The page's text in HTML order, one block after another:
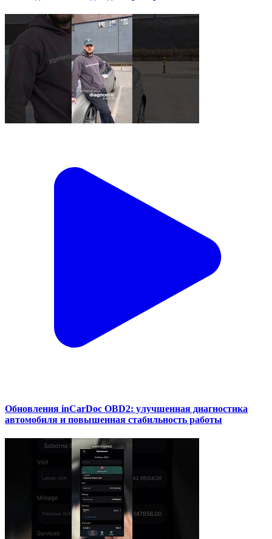
Обновления inCarDoc OBD2: улучшенная диагностика
автомобиля и повышенная стабильность работы